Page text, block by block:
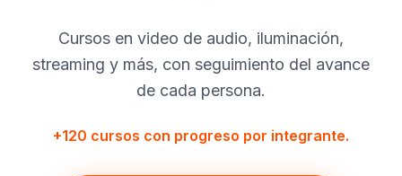
Cursos en video de audio, iluminación,
streaming y más, con seguimiento del avance
de cada persona.
+120 cursos con progreso por integrante.